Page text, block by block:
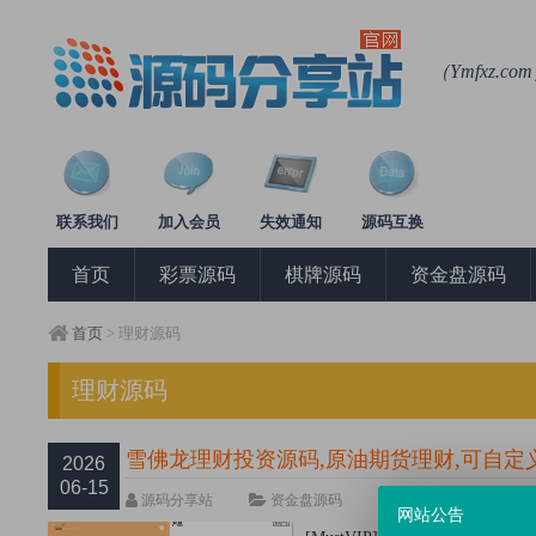
（
联系我们 加入会员 失效通知 源码互换
首页 彩票源码 棋牌源码 资金盘源码
首页 > 理财源码
理财源码
2026
06-15
雪佛龙理财投资源码,原油期货理财,可自
源码分享站 资金盘源码
网站公告